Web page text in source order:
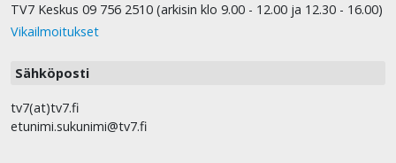
TV7 Keskus 09 756 2510 (arkisin klo 9.00 - 12.00 ja 12.30 - 16.00)
Vikailmoitukset
Sähköposti
tv7(at)tv7.fi
etunimi.sukunimi@tv7.fi